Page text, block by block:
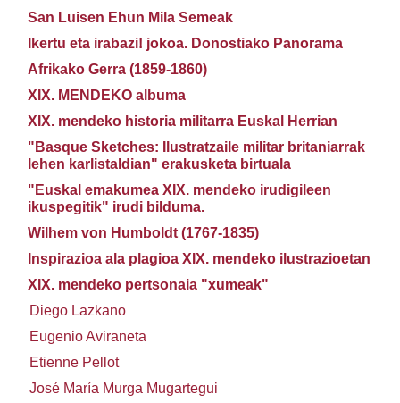
San Luisen Ehun Mila Semeak
Ikertu eta irabazi! jokoa. Donostiako Panorama
Afrikako Gerra (1859-1860)
XIX. MENDEKO albuma
XIX. mendeko historia militarra Euskal Herrian
"Basque Sketches: Ilustratzaile militar britaniarrak
lehen karlistaldian" erakusketa birtuala
"Euskal emakumea XIX. mendeko irudigileen
ikuspegitik" irudi bilduma.
Wilhem von Humboldt (1767-1835)
Inspirazioa ala plagioa XIX. mendeko ilustrazioetan
XIX. mendeko pertsonaia "xumeak"
Diego Lazkano
Eugenio Aviraneta
Etienne Pellot
José María Murga Mugartegui